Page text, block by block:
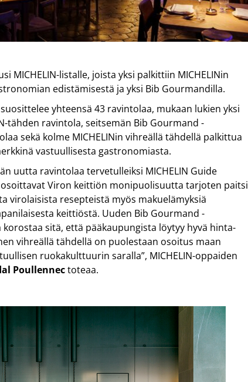
MICHELIN-listalle, joista yksi palkittiin MICHELINin
edistämisestä ja yksi Bib Gourmandilla.
suosittelee yhteensä 43 ravintolaa, mukaan lukien yksi
tähden ravintola, seitsemän Bib Gourmand -
sekä kolme MICHELINin vihreällä tähdellä palkittua
vastuullisesta gastronomiasta.
uutta ravintolaa tervetulleiksi MICHELIN Guide
Viron keittiön monipuolisuutta tarjoten paitsi
virolaisista resepteistä myös makuelämyksiä
keittiöstä. Uuden Bib Gourmand -
korostaa sitä, että pääkaupungista löytyy hyvä hinta-
vihreällä tähdellä on puolestaan osoitus maan
ruokakulttuurin saralla”, MICHELIN-oppaiden
Poullennectoteaa.